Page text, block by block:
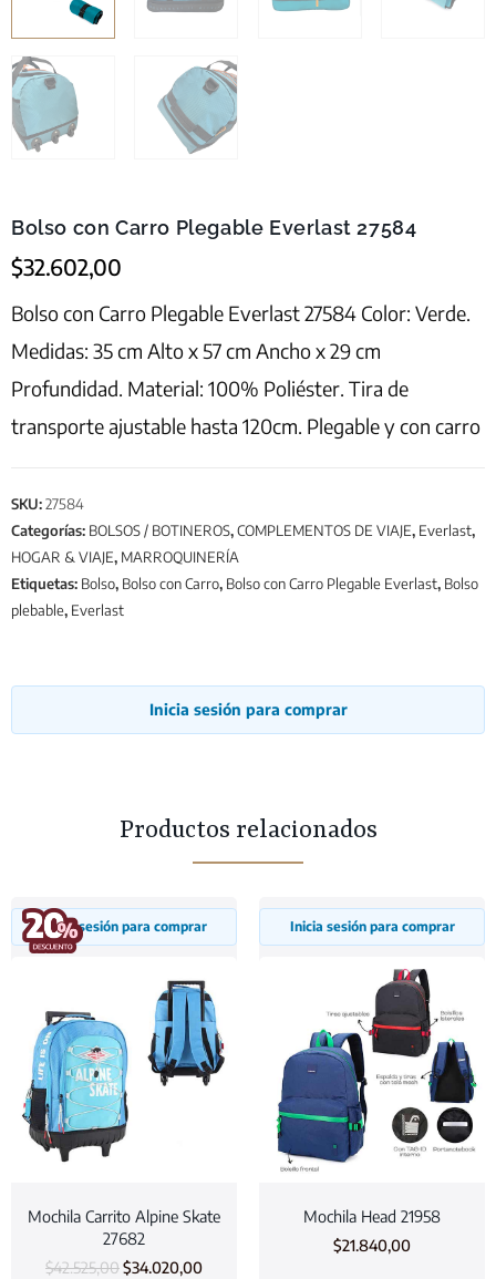
Bolso con Carro Plegable Everlast 27584
$32.602,00
Bolso con Carro Plegable Everlast 27584 Color: Verde.
Medidas: 35 cm Alto x 57 cm Ancho x 29 cm
Profundidad. Material: 100% Poliéster. Tira de
transporte ajustable hasta 120cm. Plegable y con carro
SKU:27584
Categorías: BOLSOS / BOTINEROS,COMPLEMENTOS DE VIAJE, Everlast,
HOGAR & VIAJE, MARROQUINERÍA
Etiquetas: Bolso, Bolso con Carro, Bolso con Carro Plegable Everlast, Bolso
plebable, Everlast
Inicia sesión para comprar
Productos relacionados
Inicia sesión para comprar
Mochila Carrito Alpine Skate
27682
$42.525,00$34.020,00
Inicia sesión para comprar
Mochila Head 21958
$21.840,00